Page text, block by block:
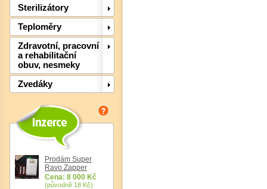
Sterilizátory
Teploměry
Zdravotní, pracovní
a rehabilitační
obuv, nesmeky
Zvedáky
Prodám Super
Ravo Zapper
Cena: 8 000 Kč
(původně 18 Kč)